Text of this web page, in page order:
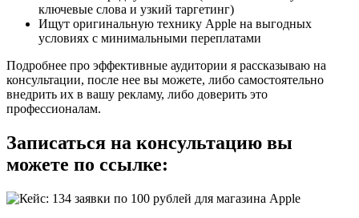
ключевые слова и узкий таргетинг)
Ищут оригинальную технику Apple на выгодных
условиях с минимальными переплатами
Подробнее про эффективные аудитории я рассказываю на
консультации, после нее вы можете, либо самостоятельно
внедрить их в вашу рекламу, либо доверить это
профессионалам.
Записаться на консультацию вы
можете по ссылке: